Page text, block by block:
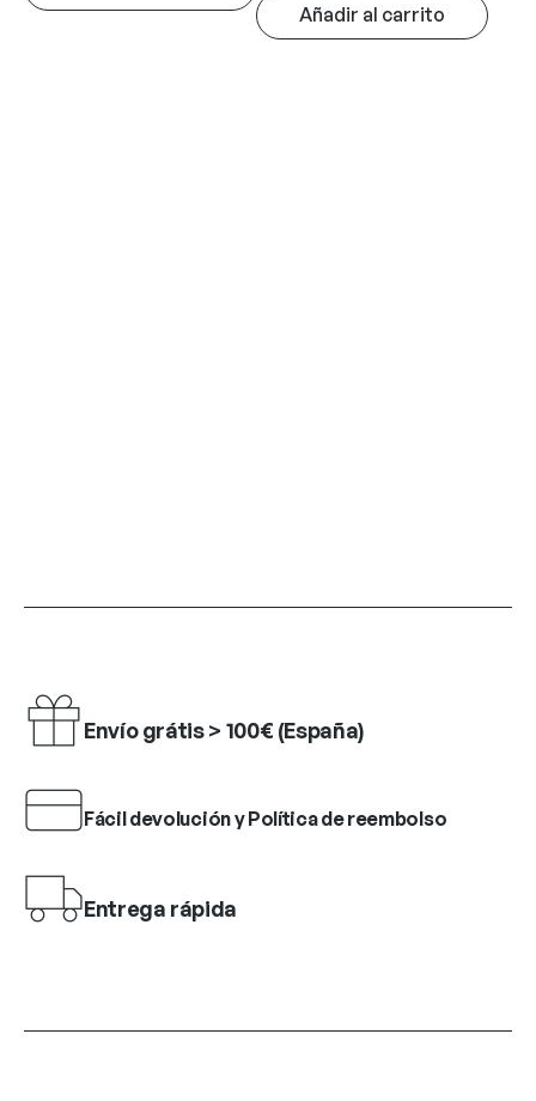
Añadir al carrito
Envío grátis > 100€ (España)
Fácil devolución y Política de reembolso
Entrega rápida